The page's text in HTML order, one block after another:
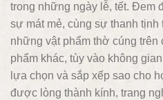
trong những ngày lễ, tết. Đem
sự mát mẻ, cùng sự thanh
những vật phẩm thờ cúng trên
phẩm khác, tùy vào không
lựa chọn và sắp xếp sao cho
được lòng thành kính, trang